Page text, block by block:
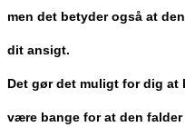
men det betyder også at
dit ansigt.
Det gør det muligt for dig
være bange for at den falder